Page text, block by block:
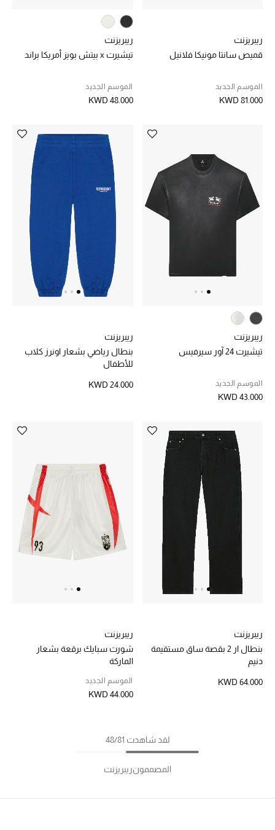
ريبريزنت
قميص سانتا مونيكا فلانيل
الموسم الجديد
KWD 81.000
ريبريزنت
تيشيرت x بيتش بويز أمريكا براند
الموسم الجديد
KWD 48.000
ريبريزنت
تيشيرت 24 آور سيرفيس
الموسم الجديد
KWD 43.000
ريبريزنت
بنطال رياضي بشعار اونرز كلاب
للأطفال
KWD 24.000
ريبريزنت
بنطال ار 2 بقصة ساق مستقيمة
دنيم
KWD 64.000
ريبريزنت
شورت سبايك برقعة بشعار
الماركة
الموسم الجديد
KWD 44.000
لقد شاهدت 48/81
المصممونريبريزنت